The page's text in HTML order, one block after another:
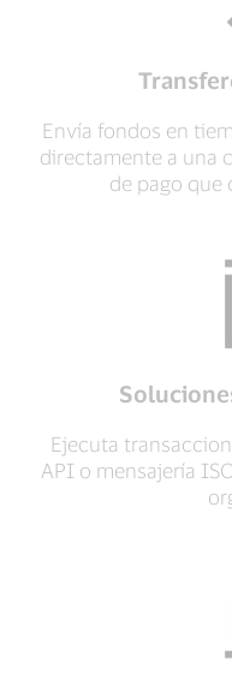
Envía fondos en
directamente a una
de pago que
Ejecuta
API o mensajería